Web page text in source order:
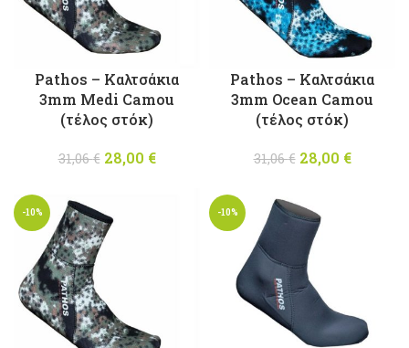
Pathos – Καλτσάκια
3mm Medi Camou
(τέλος στόκ)
31,06€
Original
28,00 €
είναι:
Pathos – Καλτσάκια
3mm Ocean Camou
(τέλος στόκ)
31,06€
Original
28,00 €
-10% -10%